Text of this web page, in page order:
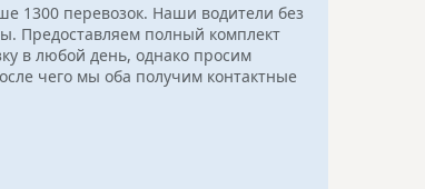
1300 перевозок. Наши водители без
Предоставляем полный комплект
в любой день, однако просим
чего мы оба получим контактные